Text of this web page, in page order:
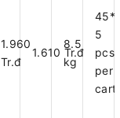
1.960
Tr.đ
1.610 Tr.đ
8.5
kg
5
pcs
per